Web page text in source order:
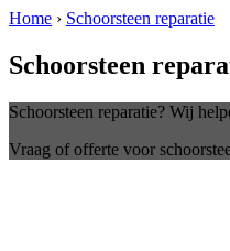
Home › Schoorsteen reparatie
Schoorsteen
Schoorsteen reparatie? Wij
Vraag of offerte voor